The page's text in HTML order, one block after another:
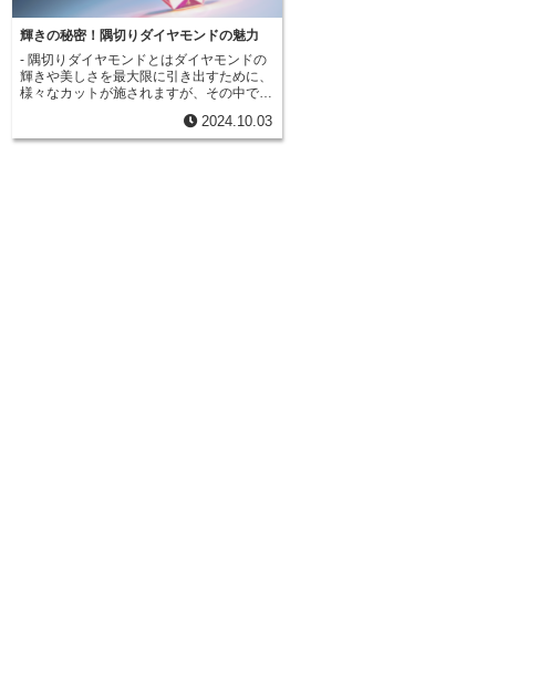
輝きの秘密！隅切りダイヤモンドの魅力
- 隅切りダイヤモンドとはダイヤモンドの
輝きや美しさを最大限に引き出すために、
様々なカットが施されますが、その中でも
を放つカットとして知られています。この
カットは、別名「エメラルドカット」や
2024.10.03